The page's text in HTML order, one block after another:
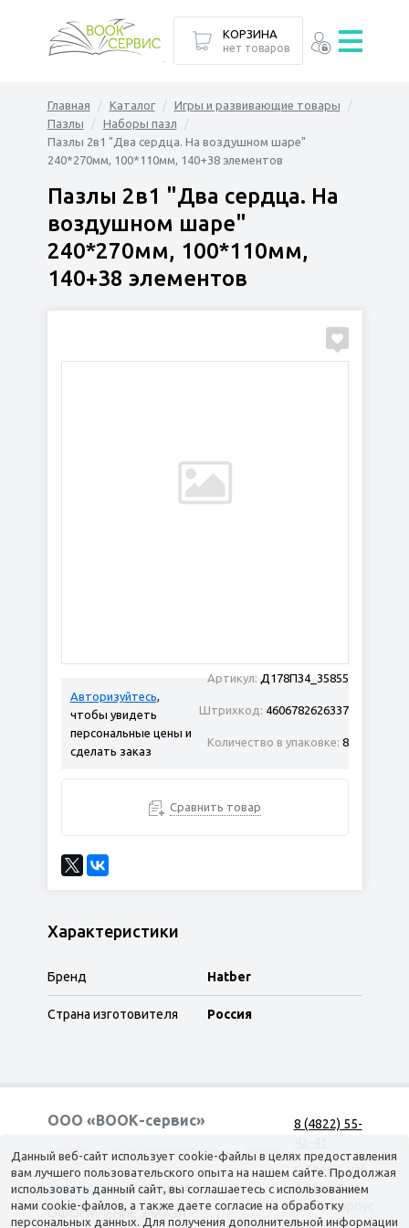
Главная Каталог
Игры и развивающие товары
Пазлы
Наборы пазл
Пазлы 2в1 "Два сердца. На воздушном шаре"
240*270мм, 100*110мм, 140+38 элементов
Пазлы 2в1 "Два сердца. На
воздушном шаре"
240*270мм, 100*110мм,
140+38 элементов
Артикул: Д178ПЗ4_35855
Штрихкод: 4606782626337
Количество в упаковке: 8
Авторизуйтесь,
чтобы увидеть
персональные цены и
сделать заказ
Сравнить товар
Характеристики
Бренд Hatber
Страна изготовителя Россия
КОРЗИНА
нет товаров
ООО «ВООК-сервис»
Согласие на обработку персональных данных
КАТАЛОГ
ДОСТАВКА
ОФОРМЛЕНИЕ ЗАКАЗА
8 (4822) 55-
г. Тверь, наб.
А. Никитина,
д. 144 корпус
1
Данный веб-сайт использует cookie-файлы в целях предоставления
вам лучшего пользовательского опыта на нашем сайте. Продолжая
использовать данный сайт, вы соглашаетесь с использованием
нами cookie-файлов, а также даете согласие на обработку
персональных данных. Для получения дополнительной информации